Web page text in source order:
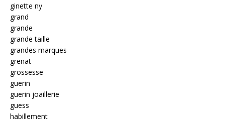
ginette ny
grand
grande
grande taille
grandes marques
grenat
grossesse
guerin
guerin joaillerie
guess
habillement